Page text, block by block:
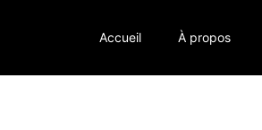
Accueil À propos